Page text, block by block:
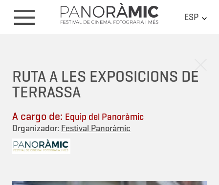
ESP
RUTA A LES EXPOSICIONS DE
TERRASSA
A cargo de: Equip del Panoràmic
Organizador: Festival Panoràmic